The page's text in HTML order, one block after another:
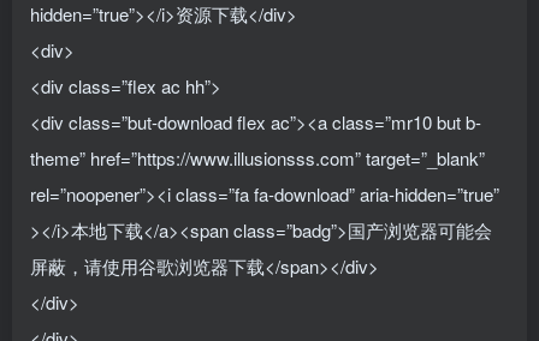
hidden=”true”></i>资源下载</div>
<div>
<div class=”flex ac hh”>
<div class=”but-download flex ac”><a class=”mr10 but b-
theme” href=”https://www.illusionsss.com” target=”_blank”
rel=”noopener”><i class=”fa fa-download” aria-hidden=”true”
></i>本地下载</a><span class=”badg”>国产浏览器可能会
屏蔽，请使用谷歌浏览器下载</span></div>
</div>